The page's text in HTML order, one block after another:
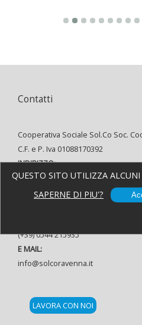
QUESTO SITO UTILIZZA ALCUNI
SAPERNE DI PIU'?
Contatti
Cooperativa Sociale Sol.Co Soc.
C.F. e P. Iva 01088170392
INDIRIZZO:
Via Alfredo Oriani, 8 48121 Ravenna
TELEFONO:
(+39) 0544 215935
E MAIL:
info@solcoravenna.it
LAVORA CON NOI